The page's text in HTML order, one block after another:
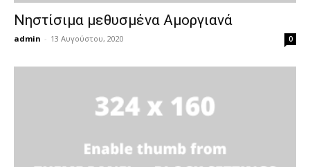
Νηστίσιμα μεθυσμένα Αμοργιανά
admin - 13 Αυγούστου, 2020 0